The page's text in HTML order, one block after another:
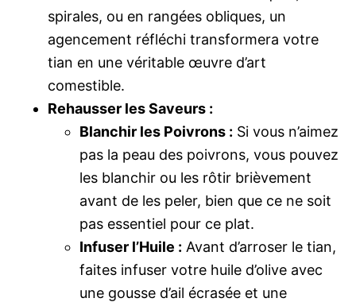
spirales, ou en rangées obliques, un
agencement réfléchi transformera votre
tian en une véritable œuvre d’art
comestible.
Rehausser les Saveurs :
Blanchir les Poivrons : Si vous n’aimez
pas la peau des poivrons, vous pouvez
les blanchir ou les rôtir brièvement
avant de les peler, bien que ce ne soit
pas essentiel pour ce plat.
Infuser l’Huile : Avant d’arroser le tian,
faites infuser votre huile d’olive avec
une gousse d’ail écrasée et une